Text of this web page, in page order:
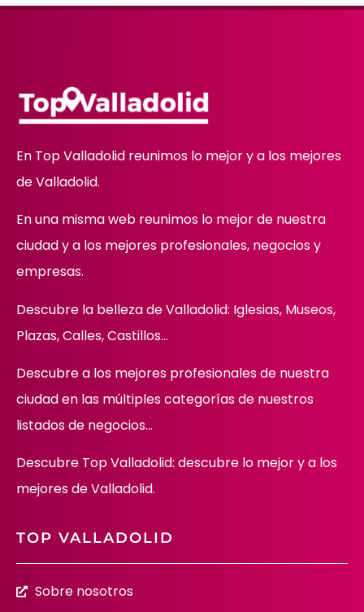
En Top Valladolid reunimos lo mejor y a los mejores
de Valladolid.
En una misma web reunimos lo mejor de nuestra
ciudad y a los mejores profesionales, negocios y
empresas.
Descubre la belleza de Valladolid: Iglesias, Museos,
Plazas, Calles, Castillos…
Descubrea los mejores profesionales de nuestra
ciudad en las múltiples categorías de nuestros
listados de negocios…
Descubre Top Valladolid: descubre lo mejor y a los
mejores de Valladolid.
TOP VALLADOLID
Sobre nosotros